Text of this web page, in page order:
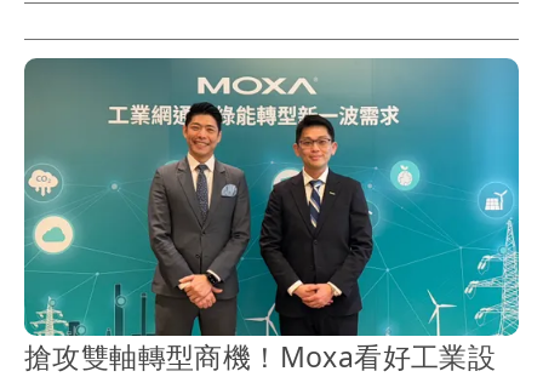
搶攻雙軸轉型商機！Moxa看好工業設